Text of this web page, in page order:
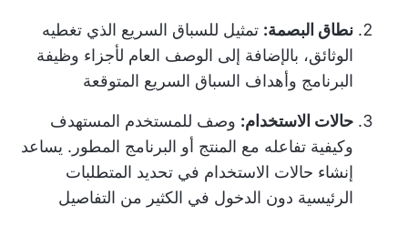
نطاق البصمة: تمثيل للسباق السريع الذي تغطيه
الوثائق، بالإضافة إلى الوصف العام لأجزاء وظيفة
البرنامج وأهداف السباق السريع المتوقعة
حالات الاستخدام: وصف للمستخدم المستهدف
وكيفية تفاعله مع المنتج أو البرنامج المطور. يساعد
إنشاء حالات الاستخدام في تحديد المتطلبات
الرئيسية دون الدخول في الكثير من التفاصيل